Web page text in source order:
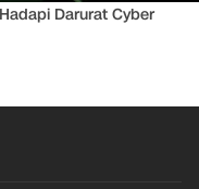
Darurat Cyber